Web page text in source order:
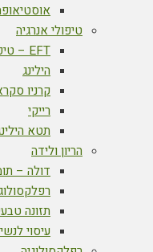
טיפולי אנרגיה
EFT – טיפול ממוקד רגשות
הילינג
קרניו
רייקי
תטא
הריון ולידה
דולה –
תזונה
עיסוי